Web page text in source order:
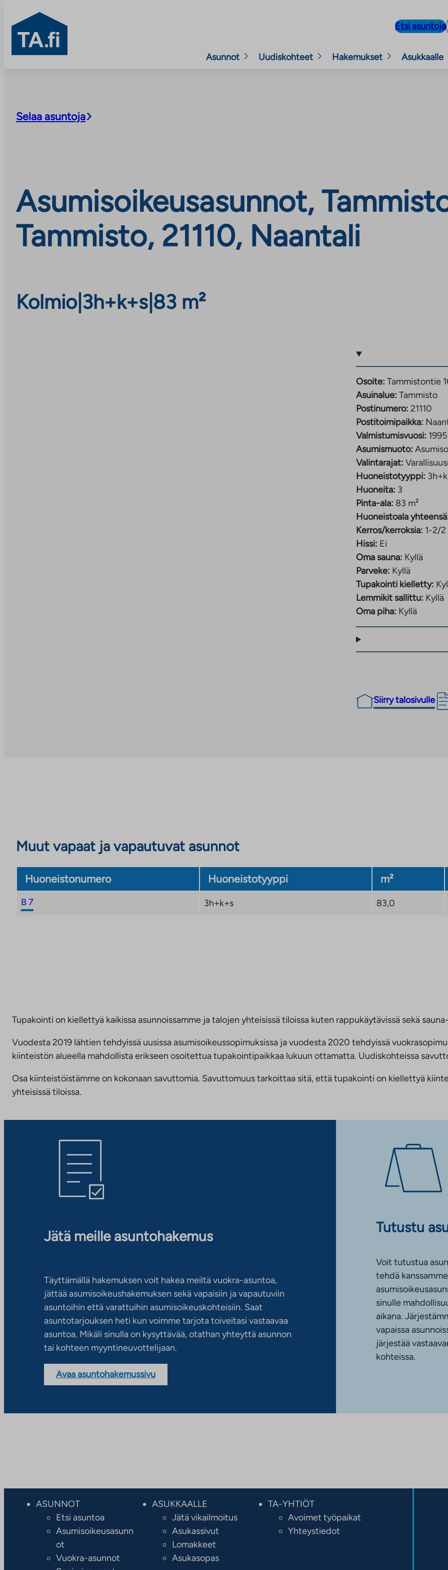
TA.fi
Etsi asuntoja
Asunnot Uudiskohteet Hakemukset Asukkaalle
Selaa asuntoja
Asumisoikeusasunnot,
Tammisto, 21110, Naantali
Kolmio| 3h+k+s 83 m²
Osoite: Tammistontie
Asuinalue: Tammisto
Postinumero: 21110
Postitoimipaikka:
Valmistumisvuosi: 1995
Asumismuoto:
Valintarajat:
Huoneistotyyppi:
Huoneita: 3
Pinta-ala: 83 m²
Huoneistoala
Kerros/kerroksia: 1-2/2
Hissi: Ei
Oma sauna: Kyllä
Parveke: Kyllä
Tupakointi kielletty:
Lemmikit sallittu: Kyllä
Oma piha: Kyllä
Siirry talosivulle
Muut vapaat ja vapautuvat asunnot
Huoneistonumero Huoneistotyyppi m²
B 7 3h+k+s 83,0
Tupakointi on kiellettyä kaikissa asunnoissamme ja talojen yhteisissä tiloissa kuten rappukäytävissä sekä
Vuodesta 2019 lähtien tehdyissä uusissa asumisoikeussopimuksissa ja vuodesta 2020 tehdyissä
kiinteistön alueella mahdollista erikseen osoitettua tupakointipaikkaa lukuun ottamatta. Uudiskohteissa
Osa kiinteistöistämme on kokonaan savuttomia. Savuttomuus tarkoittaa sitä, että tupakointi on kiellettyä
yhteisissä tiloissa.
Jätä meille asuntohakemus
Täyttämällä hakemuksen voit hakea meiltä vuokra-asuntoa,
jättää asumisoikeushakemuksen sekä vapaisiin ja vapautuviin
asuntoihin että varattuihin asumisoikeuskohteisiin. Saat
asuntotarjouksen heti kun voimme tarjota toiveitasi vastaavaa
asuntoa. Mikäli sinulla on kysyttävää, otathan yhteyttä asunnon
tai kohteen myyntineuvottelijaan.
Avaa asuntohakemussivu
Tutustu
Voit tutustua
tehdä
sinulle
aikana.
vapaissa
järjestää
kohteissa.
ASUNNOT
Etsi asuntoa
Asumisoikeusasunn
ot
Vuokra-asunnot
ASUKKAALLE
Jätä vikailmoitus
Asukassivut
Lomakkeet
Asukasopas
TA-YHTIÖT
Avoimet työpaikat
Yhteystiedot